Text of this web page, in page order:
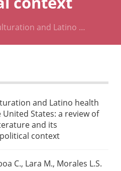
and Latino …
and Latino health
United States: a review of
and its
context
C., Lara M., Morales L.S.